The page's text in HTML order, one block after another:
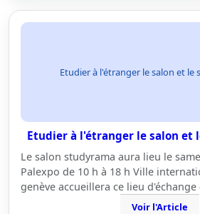
Etudier à l'étranger le salon et le
Etudier à l'étranger le salon et
Le salon studyrama aura lieu le
Palexpo de 10 h à 18 h Ville
genève accueillera ce lieu
Voir l'Article